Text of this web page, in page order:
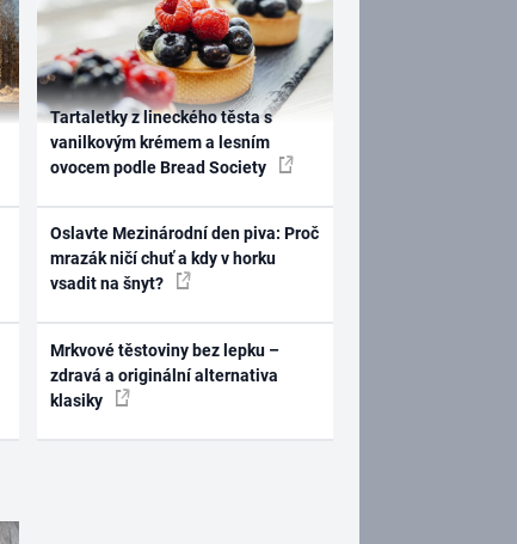
Tartaletky z lineckého těsta s
vanilkovým krémem a lesním
ovocem podle Bread Society
Oslavte Mezinárodní den piva: Proč
mrazák ničí chuť a kdy v horku
vsadit na šnyt?
Mrkvové těstoviny bez lepku –
zdravá a originální alternativa
klasiky